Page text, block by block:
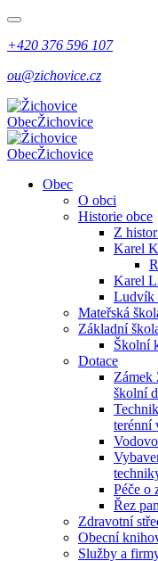
+420 376 596 107
ou@zichovice.cz
ObecŽichovice
ObecŽichovice
Obec
O obci
Historie obce
Z
Karel
Karel
Ludvík
Mateřská
Základní
Školní
Dotace
Zámek
školní
terénní
Péče o
Řez
Zdravotní
Obecní
Služby a